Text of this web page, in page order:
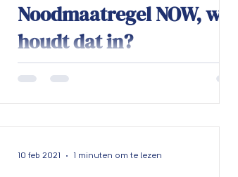
Noodmaatregel NOW, wat
houdt dat in?
genomen die ondernemers in zwaar weer
10 feb 2021 1 minuten om te lezen